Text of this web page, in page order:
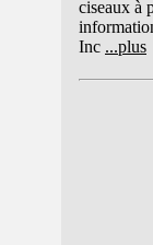
ciseaux à
Inc ...plus